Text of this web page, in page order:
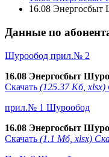
16.08 Энергосбыт
Данные по
Шурообод прил.№ 2
16.08 Энергосбыт
Скачать (125.37 Кб, xlsx)
прил.№ 1 Шурообод
16.08 Энергосбыт
Скачать (1.1 Мб, xlsx)